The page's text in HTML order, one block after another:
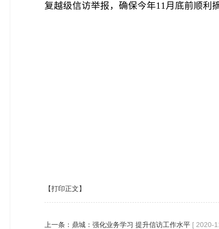
复越级信访举报，确保今年11月底前顺利
【打印正文】
上一条： 鼎城：强化业务学习 提升信访工作水平 [ 2020-